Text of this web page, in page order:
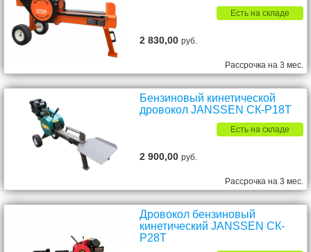
Есть на складе
2 830,00руб.
Рассрочка на 3 мес.
Бензиновый кинетической
дровокол JANSSEN СК-P18T
Есть на складе
2 900,00руб.
Рассрочка на 3 мес.
Дровокол бензиновый
кинетический JANSSEN СК-
P28T